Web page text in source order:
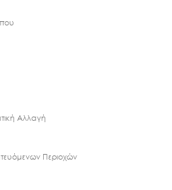
Αλλαγή
Περιοχών